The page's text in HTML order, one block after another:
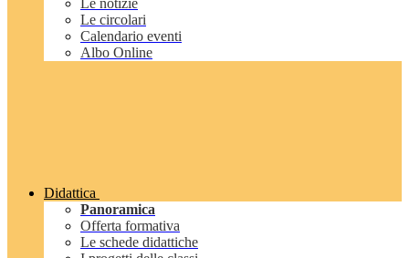
Le notizie
Le circolari
Calendario eventi
Albo Online
Didattica
Panoramica
Offerta formativa
Le schede didattiche